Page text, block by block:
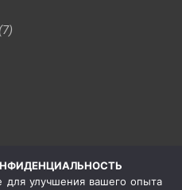
(7)
улучшения вашего опыта